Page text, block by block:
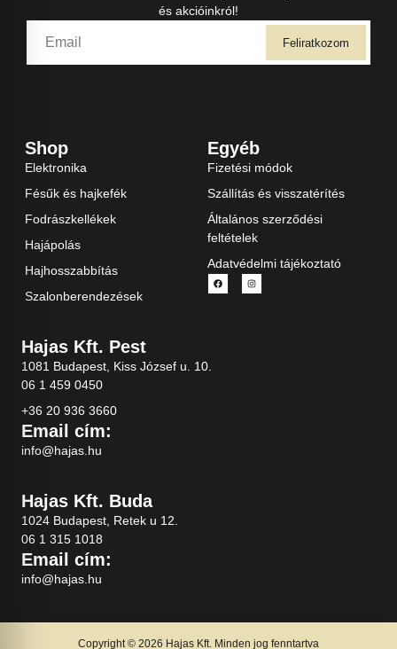
és akcióinkról!
Feliratkozom
Shop
Elektronika
Fésűk és hajkefék
Fodrászkellékek
Hajápolás
Hajhosszabbítás
Szalonberendezések
Egyéb
Fizetési módok
Szállítás és visszatérítés
Általános szerződési
feltételek
Adatvédelmi tájékoztató
Hajas Kft. Pest
1081 Budapest, Kiss József u. 10.
06 1 459 0450
+36 20 936 3660
Email cím:
info@hajas.hu
Hajas Kft. Buda
1024 Budapest, Retek u 12.
06 1 315 1018
Email cím:
info@hajas.hu
Copyright © 2026 Hajas Kft. Minden jog fenntartva